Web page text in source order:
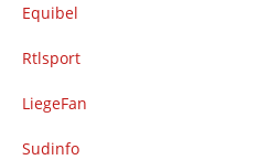
Equibel
Rtlsport
LiegeFan
Sudinfo